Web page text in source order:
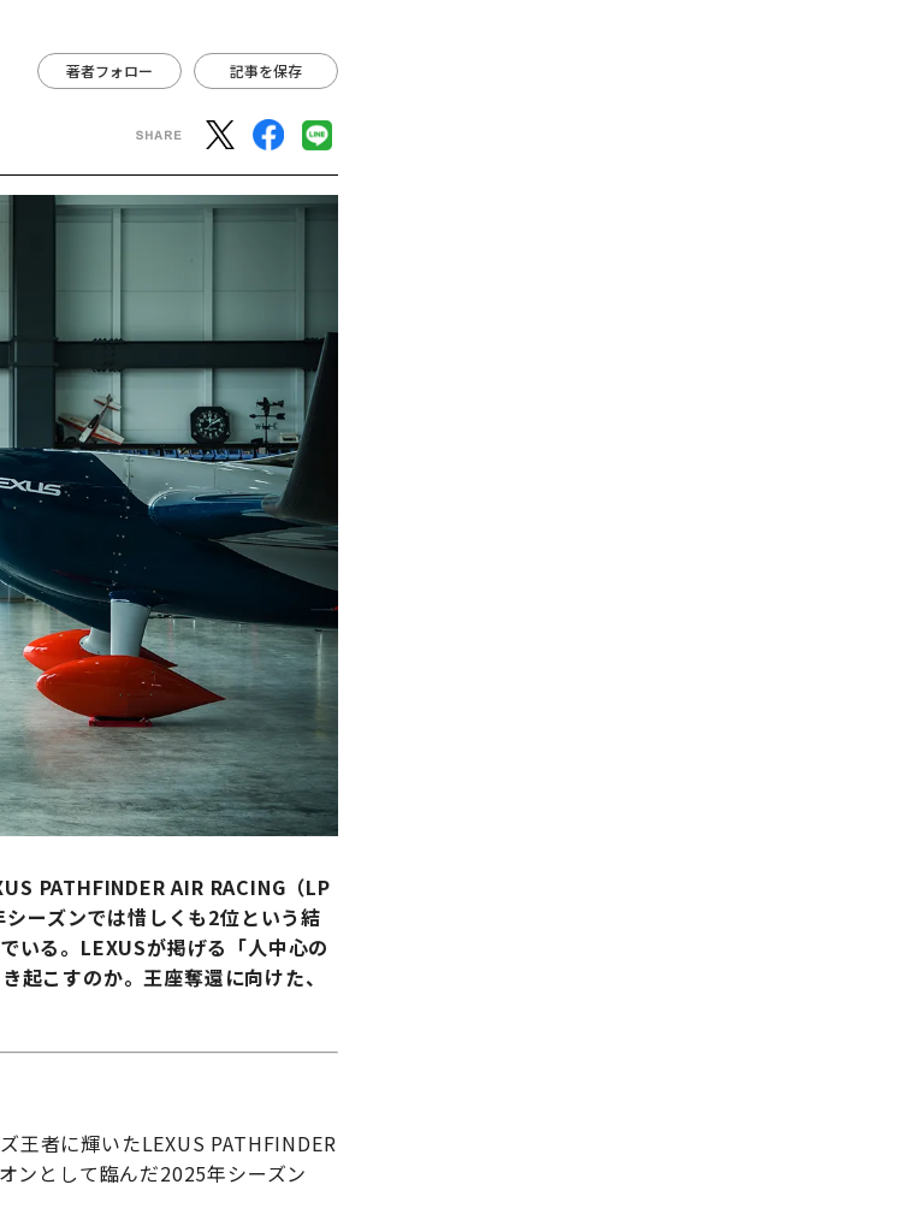
著者フォロー 記事を保存
PATHFINDER AIR RACING（LP
ーズンでは惜しくも2位という結
いる。LEXUSが掲げる「人中心の
起こすのか。王座奪還に向けた、
王者に輝いたLEXUS PATHFINDER
ンとして臨んだ2025年シーズン